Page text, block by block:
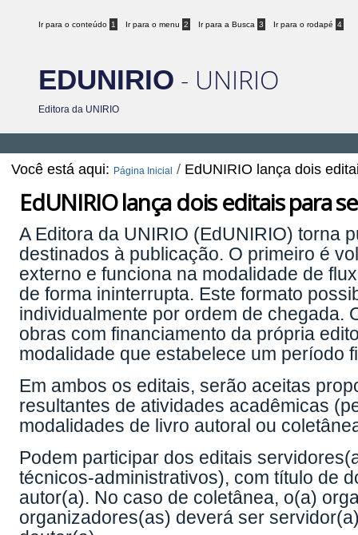
Ir para o conteúdo 1 Ir para o menu 2 Ir para a Busca 3 Ir para o rodapé 4
EDUNIRIO - UNIRIO
Editora da UNIRIO
Você está aqui: Página Inicial / EdUNIRIO lança dois
EdUNIRIO lança dois editais para
A Editora da UNIRIO (EdUNIRIO) torna
destinados à publicação. O primeiro é
externo e funciona na modalidade de
de forma ininterrupta. Este formato
individualmente por ordem de chegada.
obras com financiamento da própria
modalidade que estabelece um período
Em ambos os editais, serão aceitas
resultantes de atividades acadêmicas
modalidades de livro autoral ou
Podem participar dos editais
técnicos-administrativos), com título de
autor(a). No caso de coletânea, o(a)
organizadores(as) deverá ser